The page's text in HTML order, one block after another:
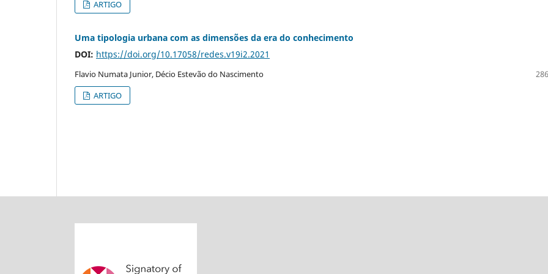
ARTIGO
Uma tipologia urbana com as dimensões da era do conhecimento
DOI: https://doi.org/10.17058/redes.v19i2.2021
Flavio Numata Junior, Décio Estevão do Nascimento
ARTIGO